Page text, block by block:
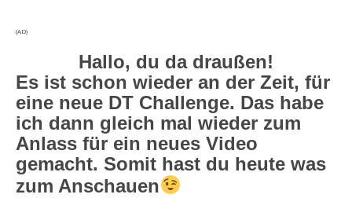
(AD)
Hallo, du da draußen!
Es ist schon wieder an der Zeit, für
eine neue DT Challenge. Das habe
ich dann gleich mal wieder zum
Anlass für ein neues Video
gemacht. Somit hast du heute was
zum Anschauen